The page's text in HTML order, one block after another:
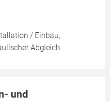
/ Einbau,
Abgleich
und